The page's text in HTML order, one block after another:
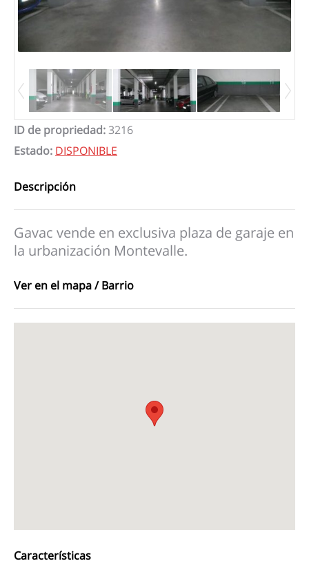
ID de propriedad: 3216
Estado: DISPONIBLE
Descripción
Gavac vende en exclusiva plaza de garaje en
la urbanización Montevalle.
Ver en el mapa / Barrio
Características